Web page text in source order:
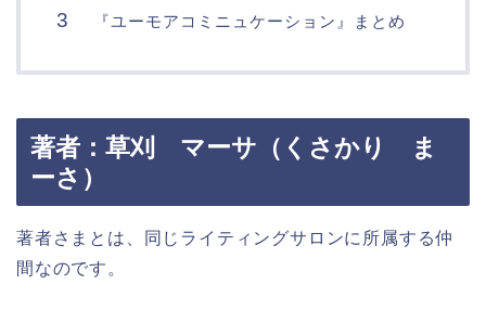
『ユーモアコミニュケーション』まとめ
著者：草刈 マーサ（くさかり ま
ーさ）
著者さまとは、同じライティングサロンに所属する仲
間なのです。